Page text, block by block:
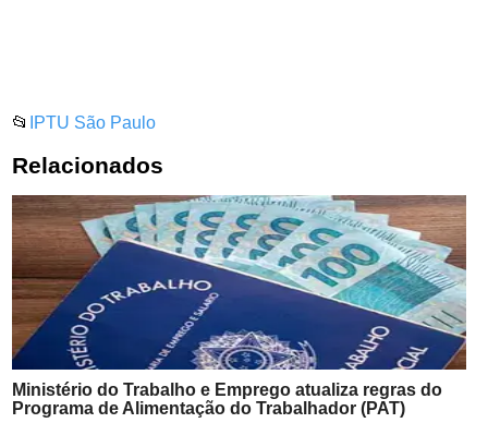
📂 IPTU São Paulo
Relacionados
Ministério do Trabalho e Emprego atualiza regras do
Programa de Alimentação do Trabalhador (PAT)